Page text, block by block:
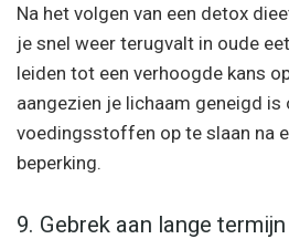
Na het volgen van een detox
je snel weer terugvalt in oude
leiden tot een verhoogde kans
aangezien je lichaam geneigd is
voedingsstoffen op te slaan na
beperking.
9. Gebrek aan lange